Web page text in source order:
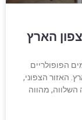
הארץ
הפופולריים
האזור הצפוני,
השלווה, מהווה